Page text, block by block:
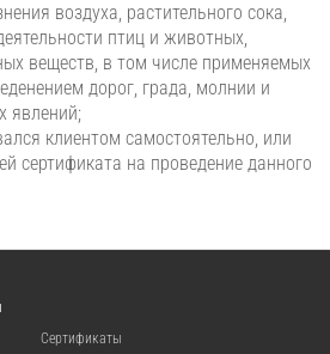
воздуха, растительного сока,
птиц и животных,
веществ, в том числе применяемых
дорог, града, молнии и
явлений;
клиентом самостоятельно, или
сертификата на проведение данного
Сертификаты